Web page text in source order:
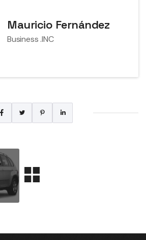
Mauricio Fernández
Business .INC